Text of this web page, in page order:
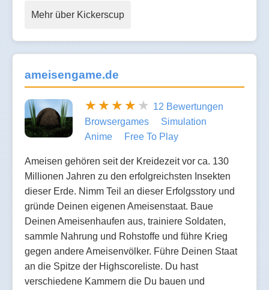
Mehr über Kickerscup
ameisengame.de
12 Bewertungen
Browsergames
Simulation
Anime
Free To Play
Ameisen gehören seit der Kreidezeit vor ca. 130
Millionen Jahren zu den erfolgreichsten Insekten
dieser Erde. Nimm Teil an dieser Erfolgsstory und
gründe Deinen eigenen Ameisenstaat. Baue
Deinen Ameisenhaufen aus, trainiere Soldaten,
sammle Nahrung und Rohstoffe und führe Krieg
gegen andere Ameisenvölker. Führe Deinen Staat
an die Spitze der Highscoreliste. Du hast
verschiedene Kammern die Du bauen und